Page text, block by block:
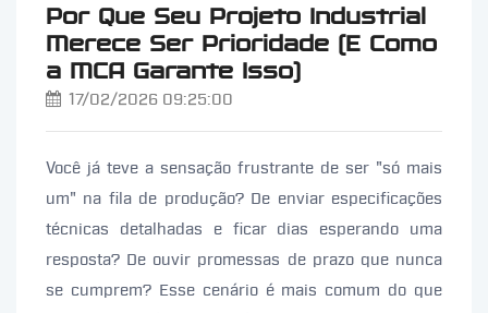
Por Que Seu Projeto Industrial
Merece Ser Prioridade (E Como
a MCA Garante Isso)
17/02/2026 09:25:00
Você já teve a sensação frustrante de ser "só mais
um" na fila de produção? De enviar especificações
técnicas detalhadas e ficar dias esperando uma
resposta? De ouvir promessas de prazo que nunca
se cumprem? Esse cenário é mais comum do que